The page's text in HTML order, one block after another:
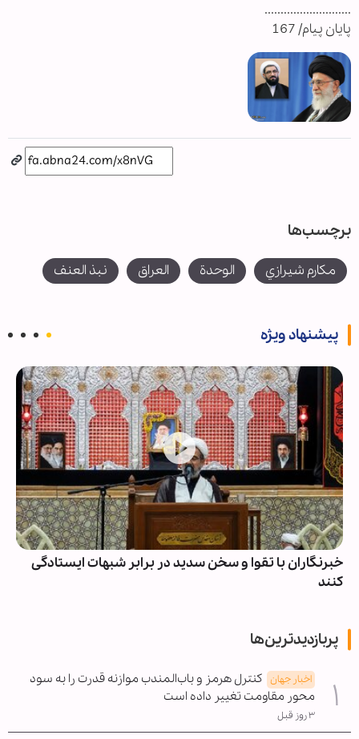
...........................
پایان پیام/ 167
برچسب‌ها
مكارم شيرازي الوحدة العراق نبذ العنف
پیشنهاد ویژه
خبرنگاران با تقوا و سخن سدید در برابر شبهات ایستادگی
کنند
پربازدیدترین‌ها
اخبار جهان کنترل هرمز و باب‌المندب موازنه قدرت را به سود
محور مقاومت تغییر داده است
۳ روز قبل